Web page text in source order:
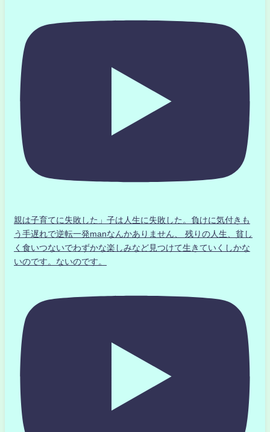
親は子育てに失敗した」子は人生に失敗した。負けに気付きも
う手遅れで逆転一発manなんかありません、 残りの人生、貧し
く食いつないでわずかな楽しみなど見つけて生きていくしかな
いのです。ないのです。